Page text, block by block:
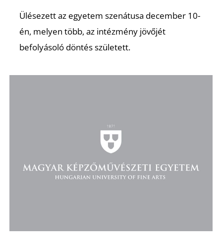
Ülésezett az egyetem szenátusa december 10-
én, melyen több, az intézmény jövőjét
befolyásoló döntés született.